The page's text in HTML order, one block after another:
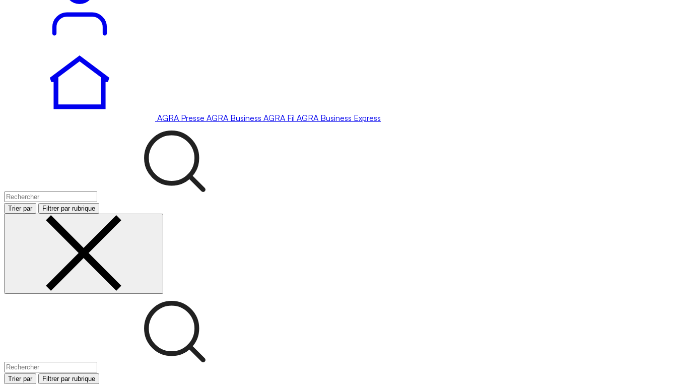
AGRA Presse AGRA Business AGRA Fil AGRA Business Express
Trier par Filtrer par rubrique
Trier par Filtrer par rubrique